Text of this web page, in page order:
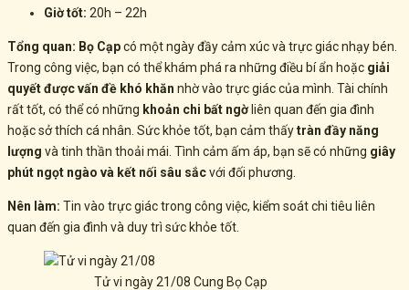
Giờ tốt: 20h – 22h
Tổng quan: Bọ Cạpcó một ngày đầy cảm xúc và trực giác nhạy bén.
Trong công việc, bạn có thể khám phá ra những điều bí ẩn hoặc giải
quyết được vấn đề khó khăn nhờ vào trực giác của mình. Tài chính
rất tốt, có thể có những khoản chi bất ngờliên quan đến gia đình
hoặc sở thích cá nhân. Sức khỏe tốt, bạn cảm thấytràn đầy năng
lượng và tinh thần thoải mái. Tình cảm ấm áp, bạn sẽ có những giây
phút ngọt ngào và kết nối sâu sắcvới đối phương.
Nên làm: Tin vào trực giác trong công việc, kiểm soát chi tiêu liên
quan đến gia đình và duy trì sức khỏe tốt.
Tử vi ngày 21/08 Cung Bọ Cạp